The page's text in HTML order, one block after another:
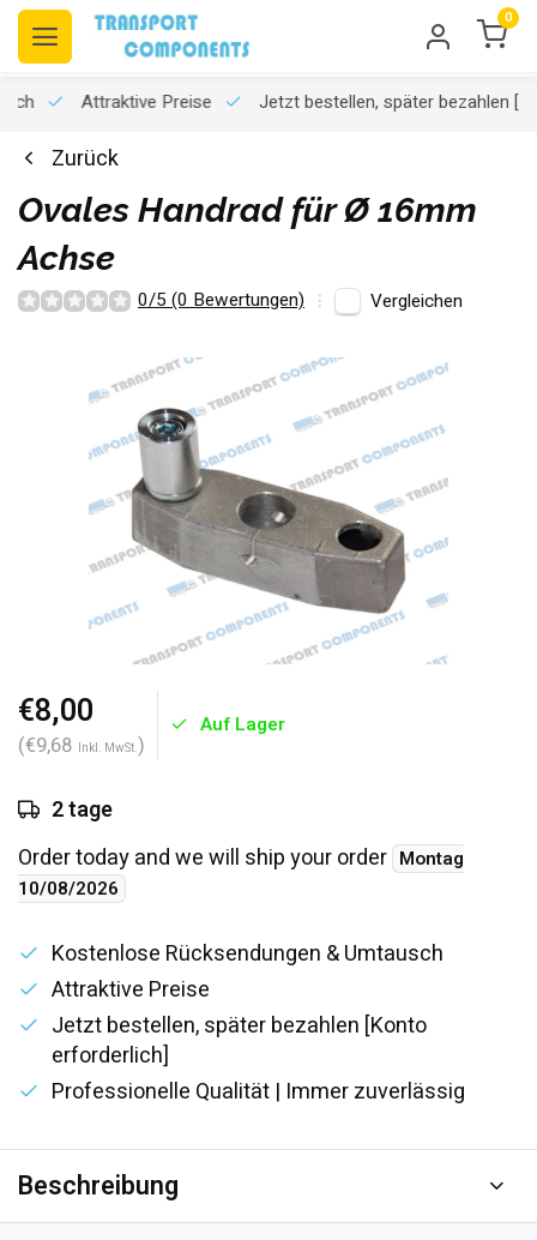
0
Attraktive Preise Jetzt bestellen, später bezahlen
Zurück
Ovales Handrad für Ø 16mm
Achse
0/5 (0 Bewertungen) Vergleichen
€8,00
(€9,68 Inkl. MwSt.)
Auf Lager
2 tage
Order today and we will ship your order Montag
10/08/2026
Kostenlose Rücksendungen & Umtausch
Attraktive Preise
Jetzt bestellen, später bezahlen [Konto
erforderlich]
Professionelle Qualität | Immer zuverlässig
Beschreibung